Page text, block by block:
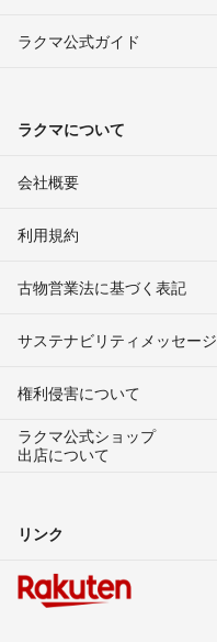
ラクマ公式ガイド
ラクマについて
会社概要
利用規約
古物営業法に基づく表記
サステナビリティメッセージ
権利侵害について
ラクマ公式ショップ
出店について
リンク